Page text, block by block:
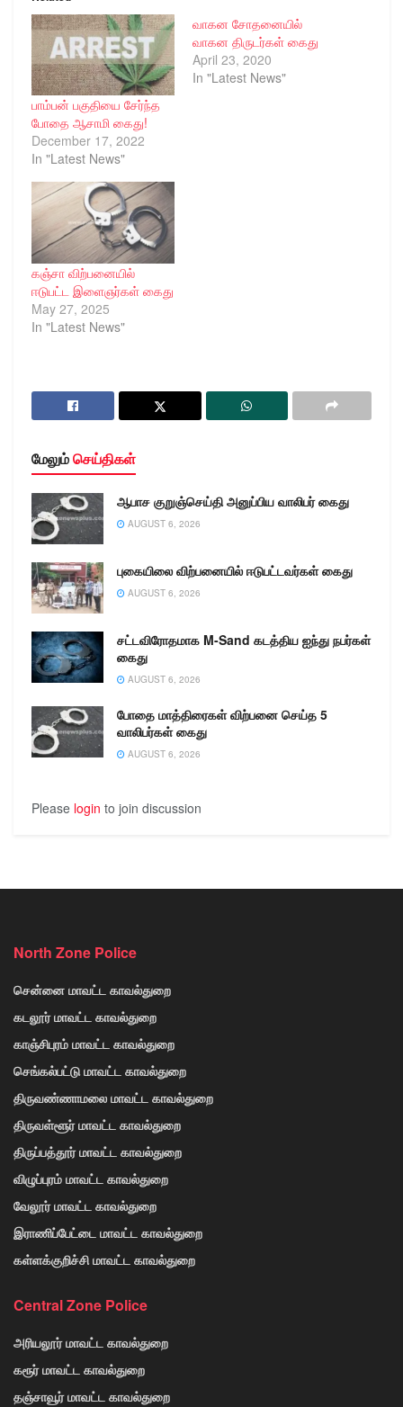
பாம்பன் பகுதியை சேர்ந்த
போதை ஆசாமி கைது!
December 17, 2022
In "Latest News"
வாகன சோதனையில்
வாகன திருடர்கள் கைது
April 23, 2020
In "Latest News"
கஞ்சா விற்பனையில்
ஈடுபட்ட இளைஞர்கள் கைது
May 27, 2025
In "Latest News"
மேலும்செய்திகள்
ஆபாச குறுஞ்செய்தி அனுப்பிய வாலிபர் கைது
AUGUST 6, 2026
புகையிலை விற்பனையில் ஈடுபட்டவர்கள் கைது
AUGUST 6, 2026
சட்டவிரோதமாக M-Sand கடத்திய ஐந்து நபர்கள்
கைது
AUGUST 6, 2026
போதை மாத்திரைகள் விற்பனை செய்த 5
வாலிபர்கள் கைது
AUGUST 6, 2026
Please login to join discussion
North Zone Police
சென்னை மாவட்ட காவல்துறை
கடலூர் மாவட்ட காவல்துறை
காஞ்சிபுரம் மாவட்ட காவல்துறை
செங்கல்பட்டு மாவட்ட காவல்துறை
திருவண்ணாமலை மாவட்ட காவல்துறை
திருவள்ளூர் மாவட்ட காவல்துறை
திருப்பத்தூர் மாவட்ட காவல்துறை
விழுப்புரம் மாவட்ட காவல்துறை
வேலூர் மாவட்ட காவல்துறை
இராணிப்பேட்டை மாவட்ட காவல்துறை
கள்ளக்குறிச்சி மாவட்ட காவல்துறை
Central Zone Police
அரியலூர் மாவட்ட காவல்துறை
கரூர் மாவட்ட காவல்துறை
தஞ்சாவூர் மாவட்ட காவல்துறை